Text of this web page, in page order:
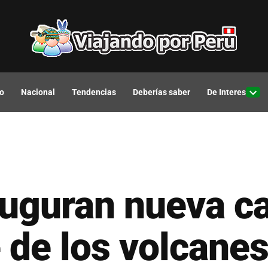
Nacional Tendencias Deberías saber De Interes
nueva
los volcanes